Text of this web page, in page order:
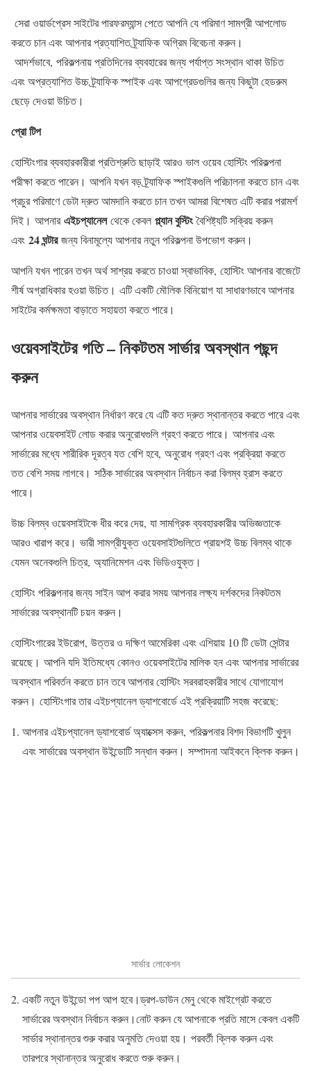
সেরা ওয়ার্ডপ্রেস সাইটের পারফরম্যান্স পেতে আপনি যে পরিমাণ সামগ্রী আপলোড
করতে চান এবং আপনার প্রত্যাশিত ট্র্যাফিক অগ্রিম বিবেচনা করুন।
আদর্শভাবে, পরিকল্পনায় প্রতিদিনের ব্যবহারের জন্য পর্যাপ্ত সংস্থান থাকা উচিত
এবং অপ্রত্যাশিত উচ্চ ট্র্যাফিক স্পাইক এবং আপগ্রেডগুলির জন্য কিছুটা হেডরুম
ছেড়ে দেওয়া উচিত।
প্রো টিপ
হোস্টিংগার ব্যবহারকারীরা প্রতিশ্রুতি ছাড়াই আরও ভাল ওয়েব হোস্টিং পরিকল্পনা
পরীক্ষা করতে পারেন। আপনি যখন বড় ট্র্যাফিক স্পাইকগুলি পরিচালনা করতে চান এবং
প্রচুর পরিমাণে ডেটা দ্রুত আমদানি করতে চান তখন আমরা বিশেষত এটি করার পরামর্শ
দিই। আপনারএইচপ্যানেলথেকে কেবল প্ল্যান বুস্টিংবৈশিষ্ট্যটি সক্রিয় করুন
এবং 24 ঘন্টারজন্য বিনামূল্যে আপনার নতুন পরিকল্পনা উপভোগ করুন।
আপনি যখন পারেন তখন অর্থ সাশ্রয় করতে চাওয়া স্বাভাবিক, হোস্টিং আপনার বাজেটে
শীর্ষ অগ্রাধিকার হওয়া উচিত। এটি একটি মৌলিক বিনিয়োগ যা সাধারণভাবে আপনার
সাইটের কর্মক্ষমতা বাড়াতে সহায়তা করতে পারে।
ওয়েবসাইটের গতি – নিকটতম সার্ভার অবস্থান পছন্দ
করুন
আপনার সার্ভারের অবস্থান নির্ধারণ করে যে এটি কত দ্রুত স্থানান্তর করতে পারে এবং
আপনার ওয়েবসাইট লোড করার অনুরোধগুলি গ্রহণ করতে পারে। আপনার এবং
সার্ভারের মধ্যে শারীরিক দূরত্ব যত বেশি হবে, অনুরোধ গ্রহণ এবং প্রক্রিয়া করতে
তত বেশি সময় লাগবে। সঠিক সার্ভারের অবস্থান নির্বাচন করা বিলম্ব হ্রাস করতে
পারে।
উচ্চ বিলম্ব ওয়েবসাইটকে ধীর করে দেয়, যা সামগ্রিক ব্যবহারকারীর অভিজ্ঞতাকে
আরও খারাপ করে। ভারী সামগ্রীযুক্ত ওয়েবসাইটগুলিতে প্রায়শই উচ্চ বিলম্ব থাকে
যেমন অনেকগুলি চিত্র, অ্যানিমেশন এবং ভিডিওযুক্ত।
হোস্টিং পরিকল্পনার জন্য সাইন আপ করার সময় আপনার লক্ষ্য দর্শকদের নিকটতম
সার্ভারের অবস্থানটি চয়ন করুন।
হোস্টিংগারের ইউরোপ, উত্তর ও দক্ষিণ আমেরিকা এবং এশিয়ায় 10 টি ডেটা সেন্টার
রয়েছে। আপনি যদি ইতিমধ্যে কোনও ওয়েবসাইটের মালিক হন এবং আপনার সার্ভারের
অবস্থান পরিবর্তন করতে চান তবে আপনার হোস্টিং সরবরাহকারীর সাথে যোগাযোগ
করুন। হোস্টিংগার তার এইচপ্যানেল ড্যাশবোর্ডে এই প্রক্রিয়াটি সহজ করেছে:
আপনার এইচপ্যানেল ড্যাশবোর্ড অ্যাক্সেস করুন, পরিকল্পনার বিশদ বিভাগটি খুলুন
এবং সার্ভারের অবস্থান উইন্ডোটি সন্ধান করুন। সম্পাদনা আইকনে ক্লিক করুন।
সার্ভার লোকেশন
একটি নতুন উইন্ডো পপ আপ হবে।ড্রপ-ডাউন মেনু থেকে মাইগ্রেট করতে
সার্ভারের অবস্থান নির্বাচন করুন।নোট করুন যে আপনাকে প্রতি মাসে কেবল একটি
সার্ভার স্থানান্তর শুরু করার অনুমতি দেওয়া হয়। পরবর্তী ক্লিক করুন এবং
তারপরে স্থানান্তর অনুরোধ করতে শুরু করুন।